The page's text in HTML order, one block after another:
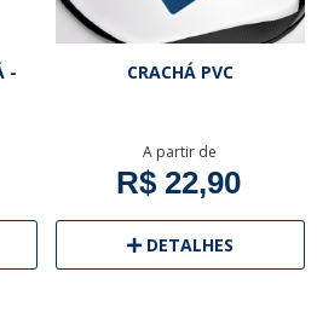
-
CRACHÁ PVC
A partir de
R$ 22,90
DETALHES